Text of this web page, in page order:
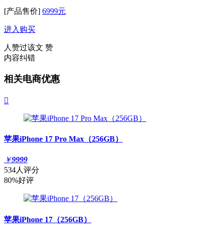
[产品售价] 6999元
进入购买
人赞过该文 赞
内容纠错
相关电商优惠

苹果iPhone 17 Pro Max（256GB）
￥9999
534人评分
80%好评
苹果iPhone 17（256GB）